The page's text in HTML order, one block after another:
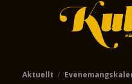
Aktuellt